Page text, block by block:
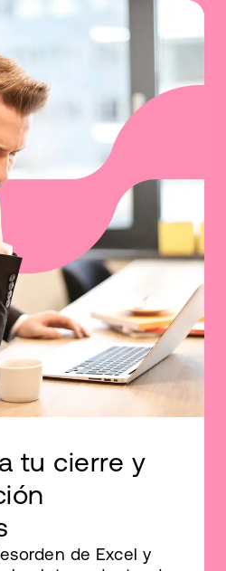
tu cierre y
de Excel y